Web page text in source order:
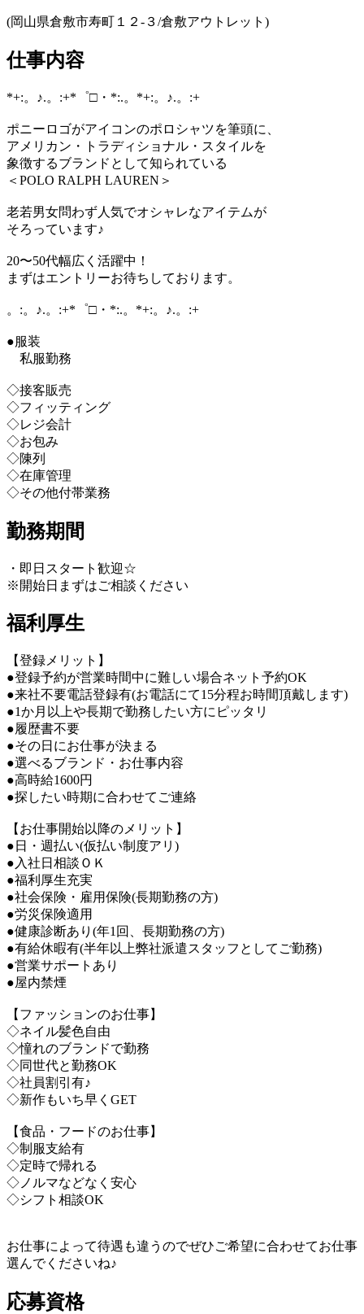
(岡山県倉敷市寿町１２‐３/倉敷アウトレット)
仕事内容
*+:。♪.。:+*゜□・*:.。*+:。♪.。:+
ポニーロゴがアイコンのポロシャツを筆頭に、
アメリカン・トラディショナル・スタイルを
象徴するブランドとして知られている
＜POLO RALPH LAUREN＞
老若男女問わず人気でオシャレなアイテムが
そろっています♪
20〜50代幅広く活躍中！
まずはエントリーお待ちしております。
。:。♪.。:+*゜□・*:.。*+:。♪.。:+
●服装
私服勤務
◇接客販売
◇フィッティング
◇レジ会計
◇お包み
◇陳列
◇在庫管理
◇その他付帯業務
勤務期間
・即日スタート歓迎☆
※開始日まずはご相談ください
福利厚生
【登録メリット】
●登録予約が営業時間中に難しい場合ネット予約OK
●来社不要電話登録有(お電話にて15分程お時間頂戴します)
●1か月以上や長期で勤務したい方にピッタリ
●履歴書不要
●その日にお仕事が決まる
●選べるブランド・お仕事内容
●高時給1600円
●探したい時期に合わせてご連絡
【お仕事開始以降のメリット】
●日・週払い(仮払い制度アリ)
●入社日相談ＯＫ
●福利厚生充実
●社会保険・雇用保険(長期勤務の方)
●労災保険適用
●健康診断あり(年1回、長期勤務の方)
●有給休暇有(半年以上弊社派遣スタッフとしてご勤務)
●営業サポートあり
●屋内禁煙
【ファッションのお仕事】
◇ネイル髪色自由
◇憧れのブランドで勤務
◇同世代と勤務OK
◇社員割引有♪
◇新作もいち早くGET
【食品・フードのお仕事】
◇制服支給有
◇定時で帰れる
◇ノルマなどなく安心
◇シフト相談OK
お仕事によって待遇も違うのでぜひご希望に合わせてお仕事
選んでくださいね♪
応募資格